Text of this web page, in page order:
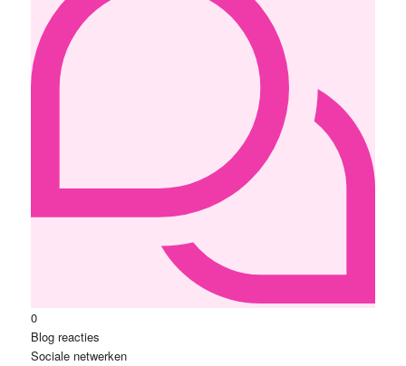
0
Blog reacties
Sociale netwerken